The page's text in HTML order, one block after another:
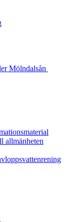
Mölndalsån
allmänheten